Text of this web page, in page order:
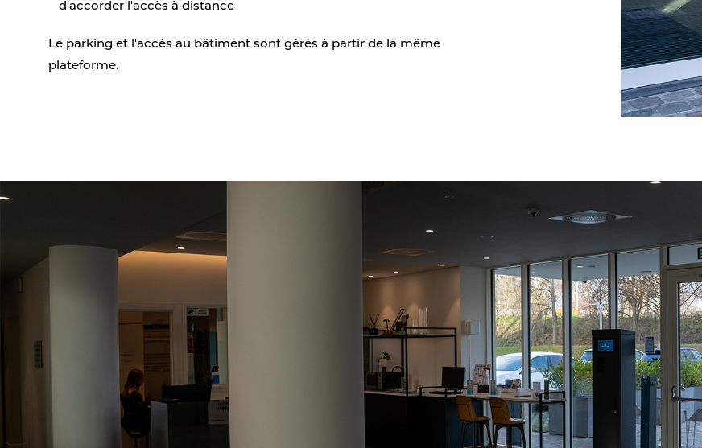
d'accorder l'accès à distance
Le parking et l'accès au bâtiment sont gérés à partir de la même
plateforme.